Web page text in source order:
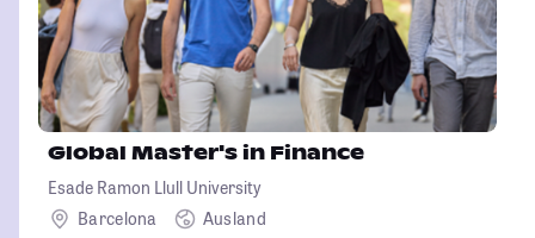
Global Master's in Finance
Esade Ramon Llull University
Barcelona
Ausland